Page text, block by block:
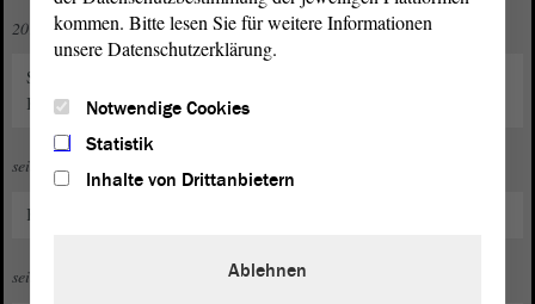
2019 bis 2024
Sachkundiger Einwohner im Bau- und Umweltausschuss des
Kreistages Burgenlandkreis
seit 2021
Kreisvorsitzender der FDP Burgenlandkreis
seit 2024
kommen. Bitte lesen Sie für weitere Informationen
unsere Datenschutzerklärung.
Notwendige Cookies
Statistik
Inhalte von Drittanbietern
Ablehnen